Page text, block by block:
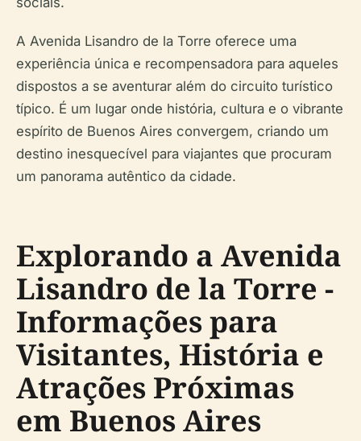
A Avenida Lisandro de la Torre oferece uma
experiência única e recompensadora para aqueles
dispostos a se aventurar além do circuito turístico
típico. É um lugar onde história, cultura e o vibrante
espírito de Buenos Aires convergem, criando um
destino inesquecível para viajantes que procuram
um panorama autêntico da cidade.
Explorando a Avenida
Lisandro de la Torre -
Informações para
Visitantes, História e
Atrações Próximas
em Buenos Aires